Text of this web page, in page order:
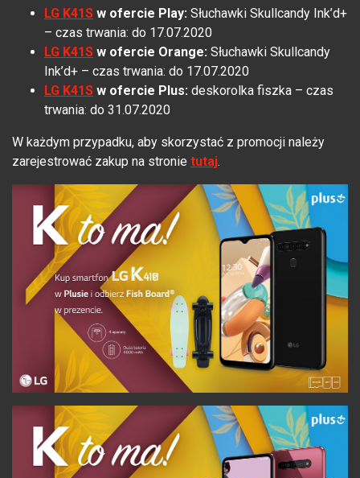
LG K41S w ofercie Play: Słuchawki Skullcandy Ink’d+
– czas trwania: do 17.07.2020
LG K41S w ofercie Orange: Słuchawki Skullcandy
Ink’d+ – czas trwania: do 17.07.2020
LG K41S w ofercie Plus: deskorolka fiszka – czas
trwania: do 31.07.2020
W każdym przypadku, aby skorzystać z promocji należy
zarejestrować zakup na stronie tutaj.